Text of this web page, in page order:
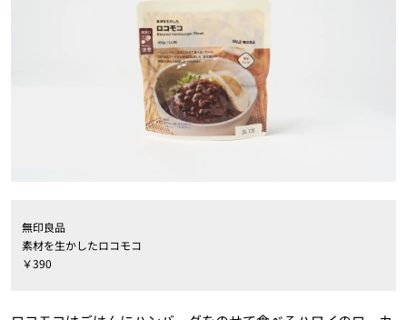
無印良品
素材を生かしたロコモコ
￥390